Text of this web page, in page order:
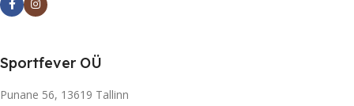
Sportfever OÜ
Punane 56, 13619 Tallinn